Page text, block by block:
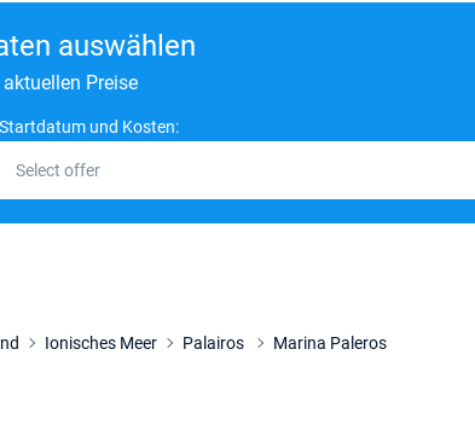
auswählen
Preise
Startdatum und Kosten:
Select offer
Ionisches Meer Palairos Marina Paleros